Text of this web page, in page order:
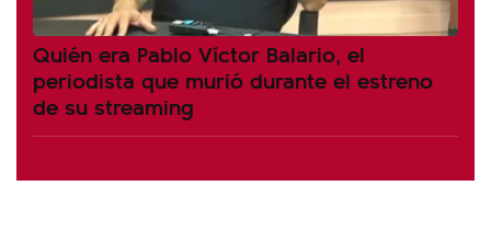
Quién era Pablo Víctor Balario, el
periodista que murió durante el estreno
de su streaming